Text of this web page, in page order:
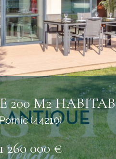
M2
(44210)
260 000 €